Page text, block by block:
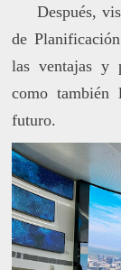
Después,
de
las ventajas y
como también
futuro.